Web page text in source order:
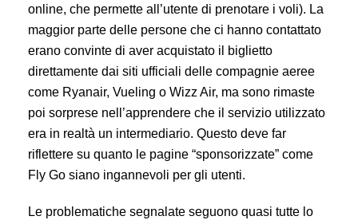
online, che permette all’utente di prenotare i voli). La
maggior parte delle persone che ci hanno contattato
erano convinte di aver acquistato il biglietto
direttamente dai siti ufficiali delle compagnie aeree
come Ryanair, Vueling o Wizz Air, ma sono rimaste
poi sorprese nell’apprendere che il servizio utilizzato
era in realtà un intermediario. Questo deve far
riflettere su quanto le pagine “sponsorizzate” come
Fly Go siano ingannevoli per gli utenti.
Le problematiche segnalate seguono quasi tutte lo